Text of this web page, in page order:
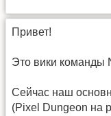
Привет!
Это вики команды
Сейчас наш
(Pixel Dungeon на